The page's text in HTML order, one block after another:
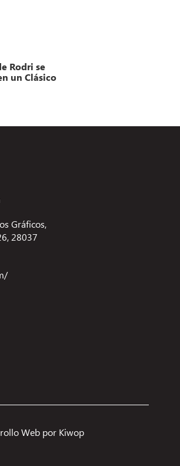
Rodri se
un Clásico
Gráficos,
28037
Web por Kiwop